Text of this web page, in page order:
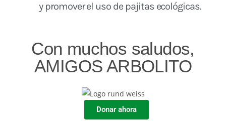
y promover el uso de pajitas ecológicas.
Con muchos saludos,
AMIGOS ARBOLITO
Donar ahora